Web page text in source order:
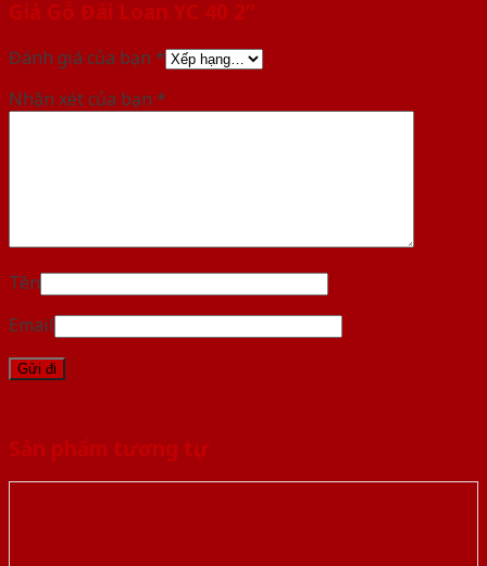
Giả Gỗ Đài Loan YC 40 2”
Đánh giá của bạn *
Nhận xét của bạn *
Tên
Email
Sản phẩm tương tự